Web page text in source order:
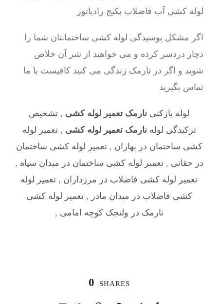
اگر مشکل پوسیدگی لوله کشی ساختمانتان شما را
دچار دردسر کرده و می خواهید از شر آن خلاص
شوید و اگر در نارمک زندگی می کنید کافیست با ما
تماس بگیرید
لوله بازکنی نارمک تعمیر لوله کشی , تشخیص
ترکیدگی لولهنارمک تعمیر لوله کشی ,تعمیر لوله
کشی ساختمان در بهاران ,تعمیر لوله کشی ساختمان
در حقانی ,تعمیر لوله کشی ساختمان در میدان سپاه ,
تعمیر لوله کشی فاضلاب در مرزداران , تعمیر لوله
کشی فاضلاب در میدان مادر ,تعمیر لوله کشی
نارمک در ولنجک کوچه امامی ,
0 SHARES